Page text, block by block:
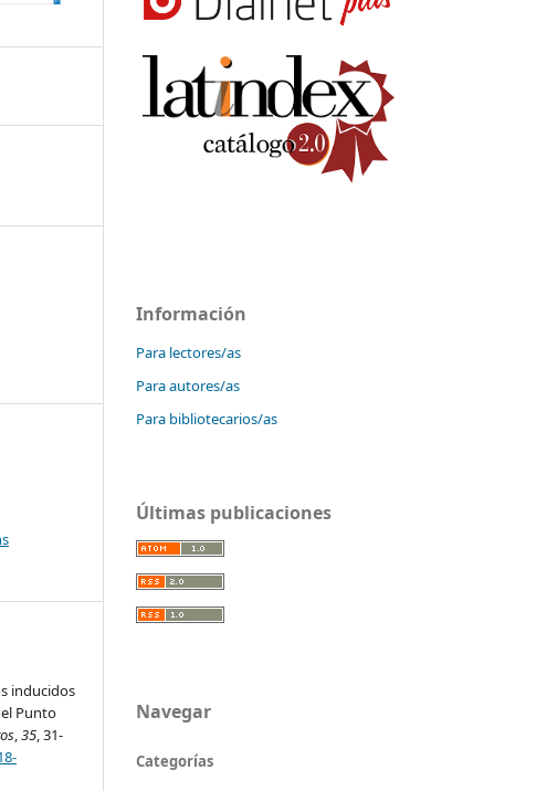
inducidos
Punto
,35, 31-
Información
Para lectores/as
Para autores/as
Para bibliotecarios/as
Últimas publicaciones
Navegar
Categorías